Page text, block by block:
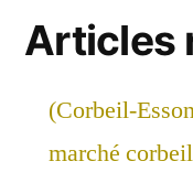
Articles
(Corbeil-
marché